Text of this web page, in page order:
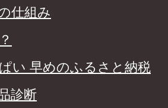
仕組み
い 早めのふるさと納税
診断